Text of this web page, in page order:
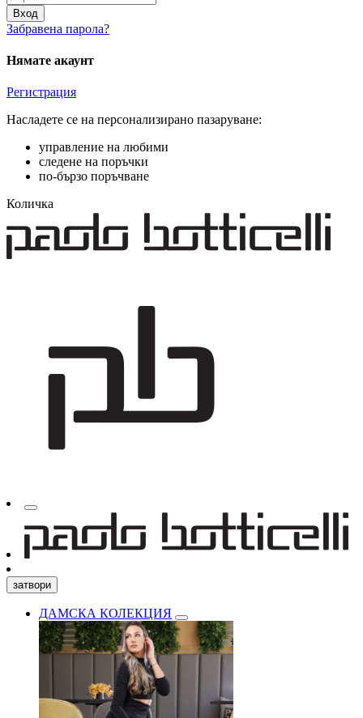
Вход
Забравена парола?
Нямате акаунт
Регистрация
Насладете се на персонализирано пазаруване:
управление на любими
следене на поръчки
по-бързо поръчване
Количка
затвори
ДАМСКА КОЛЕКЦИЯ